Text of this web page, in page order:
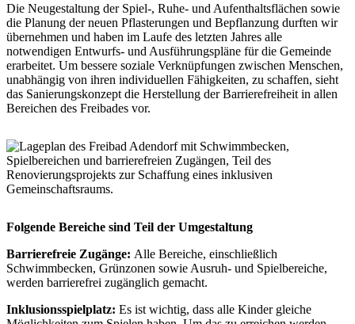
Die Neugestaltung der Spiel-, Ruhe- und Aufenthaltsflächen sowie
die Planung der neuen Pflasterungen und Bepflanzung durften wir
übernehmen und haben im Laufe des letzten Jahres alle
notwendigen Entwurfs- und Ausführungspläne für die Gemeinde
erarbeitet. Um bessere soziale Verknüpfungen zwischen Menschen,
unabhängig von ihren individuellen Fähigkeiten, zu schaffen, sieht
das Sanierungskonzept die Herstellung der Barrierefreiheit in allen
Bereichen des Freibades vor.
Folgende Bereiche sind Teil der Umgestaltung
Barrierefreie Zugänge: Alle Bereiche, einschließlich
Schwimmbecken, Grünzonen sowie Ausruh- und Spielbereiche,
werden barrierefrei zugänglich gemacht.
Inklusionsspielplatz: Es ist wichtig, dass alle Kinder gleiche